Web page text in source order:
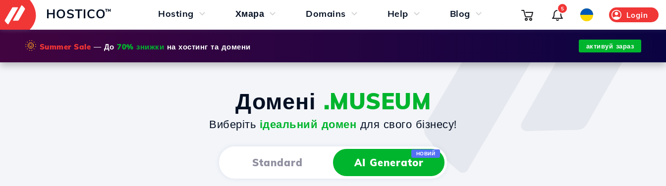
HOSTICO™ Hosting Хмара Domains Help Blog Login
5
🌞 Summer Sale — До 70% знижки на хостинг та домени активуй зараз
Домені .MUSEUM
Виберіть ідеальний домен для свого бізнесу!
Standard AI Generator
НОВИЙ